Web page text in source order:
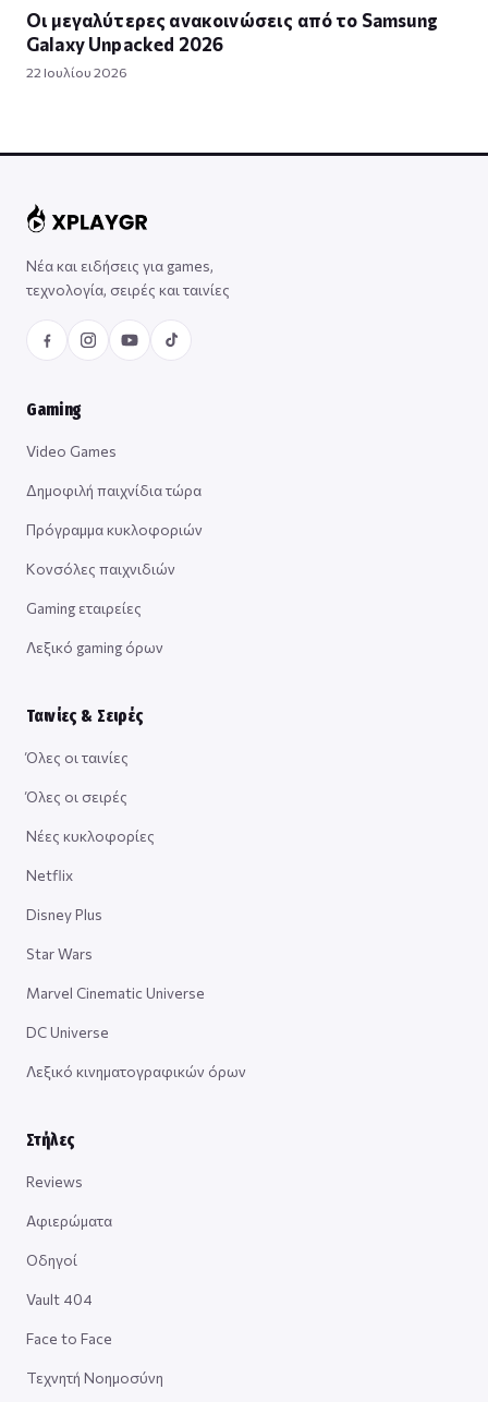
Οι μεγαλύτερες ανακοινώσεις από το Samsung
Galaxy Unpacked 2026
22 Ιουλίου 2026
Νέα και ειδήσεις για games,
τεχνολογία, σειρές και ταινίες
Gaming
Video Games
Δημοφιλή παιχνίδια τώρα
Πρόγραμμα κυκλοφοριών
Κονσόλες παιχνιδιών
Gaming εταιρείες
Λεξικό gaming όρων
Ταινίες & Σειρές
Όλες οι ταινίες
Όλες οι σειρές
Νέες κυκλοφορίες
Netflix
Disney Plus
Star Wars
Marvel Cinematic Universe
DC Universe
Λεξικό κινηματογραφικών όρων
Στήλες
Reviews
Αφιερώματα
Οδηγοί
Vault 404
Face to Face
Τεχνητή Νοημοσύνη